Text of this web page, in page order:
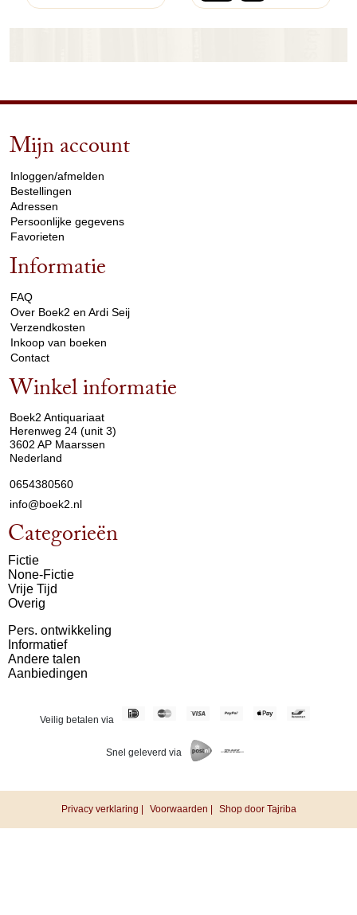
Mijn account
Inloggen/afmelden
Bestellingen
Adressen
Persoonlijke gegevens
Favorieten
Informatie
FAQ
Over Boek2 en Ardi Seij
Verzendkosten
Inkoop van boeken
Contact
Winkel informatie
Boek2 Antiquariaat
Herenweg 24 (unit 3)
3602 AP Maarssen
Nederland
0654380560
info@boek2.nl
Categorieën
Fictie
None-Fictie
Vrije Tijd
Overig
Pers. ontwikkeling
Informatief
Andere talen
Aanbiedingen
Veilig betalen via
Snel geleverd via
Privacy verklaring | Voorwaarden | Shop door Tajriba